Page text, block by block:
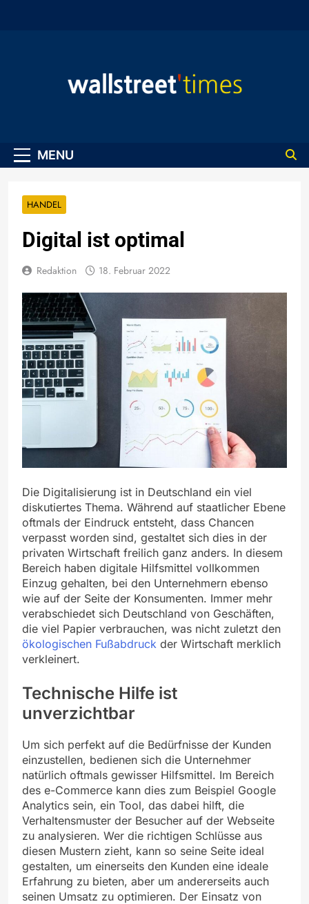
MENU
HANDEL
Digital ist optimal
Redaktion 18. Februar 2022
Die Digitalisierung ist in Deutschland ein viel
diskutiertes Thema. Während auf staatlicher Ebene
oftmals der Eindruck entsteht, dass Chancen
verpasst worden sind, gestaltet sich dies in der
privaten Wirtschaft freilich ganz anders. In diesem
Bereich haben digitale Hilfsmittel vollkommen
Einzug gehalten, bei den Unternehmern ebenso
wie auf der Seite der Konsumenten. Immer mehr
verabschiedet sich Deutschland von Geschäften,
die viel Papier verbrauchen, was nicht zuletzt den
ökologischen Fußabdruck der Wirtschaft merklich
verkleinert.
Technische Hilfe ist
unverzichtbar
Um sich perfekt auf die Bedürfnisse der Kunden
einzustellen, bedienen sich die Unternehmer
natürlich oftmals gewisser Hilfsmittel. Im Bereich
des e-Commerce kann dies zum Beispiel Google
Analytics sein, ein Tool, das dabei hilft, die
Verhaltensmuster der Besucher auf der Webseite
zu analysieren. Wer die richtigen Schlüsse aus
diesen Mustern zieht, kann so seine Seite ideal
gestalten, um einerseits den Kunden eine ideale
Erfahrung zu bieten, aber um andererseits auch
seinen Umsatz zu optimieren. Der Einsatz von